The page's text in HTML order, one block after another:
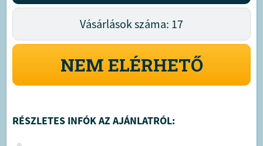
Vásárlások száma: 17
NEM ELÉRHETŐ
RÉSZLETES INFÓK AZ AJÁNLATRÓL: